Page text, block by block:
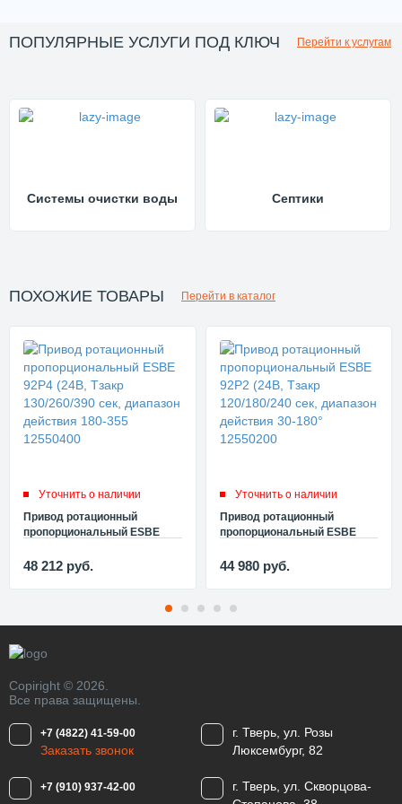
ПОПУЛЯРНЫЕ УСЛУГИ ПОД КЛЮЧ Перейти к услугам
Системы очистки воды Септики
ПОХОЖИЕ ТОВАРЫ Перейти в каталог
Уточнить о наличии
Привод ротационный
пропорциональный ESBE
сек, диапазон действия 180-
48 212 руб.
Уточнить о наличии
Привод ротационный
пропорциональный ESBE
сек, диапазон действия 30-
44 980 руб.
Copiright © 2026.
Все права защищены.
+7 (4822) 41-59-00
Заказать звонок
г. Тверь, ул. Розы
Люксембург, 82
+7 (910) 937-42-00
г. Тверь, ул. Скворцова-